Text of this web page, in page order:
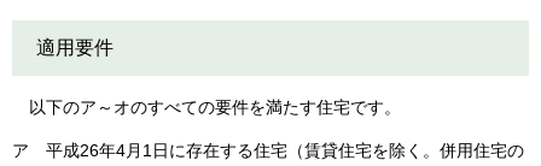
適用要件
以下のア～オのすべての要件を満たす住宅です。
ア 平成26年4月1日に存在する住宅（賃貸住宅を除く。併用住宅の